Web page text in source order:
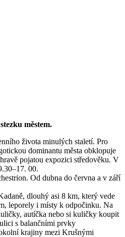
městem.
života minulých staletí. Pro
dominantu města obklopuje
pojatou expozici středověku. V
00.
Od dubna do června a v září
dlouhý asi 8 km, který vede
leporely i místy k odpočinku. Na
autíčka nebo si kuličky koupit
s balančními prvky
krajiny mezi Krušnými